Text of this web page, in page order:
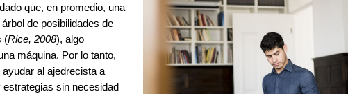
que, en promedio, una
de posibilidades de
(Rice, 2008), algo
máquina. Por lo tanto,
al ajedrecista a
sin necesidad